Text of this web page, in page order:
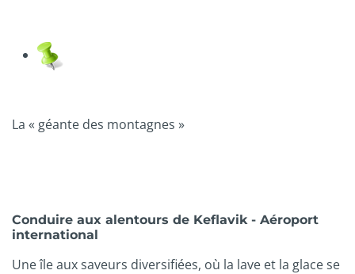
La « géante des montagnes »
Conduire aux alentours de Keflavik - Aéroport
international
Une île aux saveurs diversifiées, où la lave et la glace se